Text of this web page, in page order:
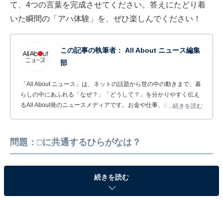
て、4つの言葉を完成させてください。答えにたどり着
いた瞬間の「アハ体験」を、ぜひ楽しんでください！
この記事の執筆者： All About ニュース編集
部
「All About ニュース」は、ネットの話題から世の中の動きまで、暮
らしの中にあふれる「なぜ？」「どうして？」を分かりやすく伝え
るAll About発のニュースメディアです。お金や仕事、恋愛、ITに関
...続きを読む
問題：□に共通するひらがなは？
続きを読む